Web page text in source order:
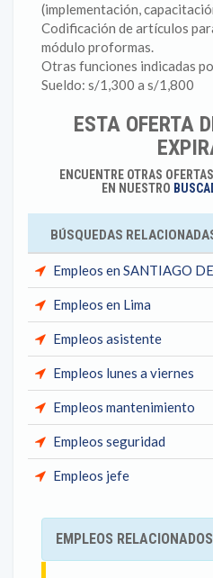
(implementación,
Codificación de artículos
módulo proformas.
Otras funciones indicadas
Sueldo: s/1,300 a s/1,800
ESTA OFERTA
ENCUENTRE OTRAS
EN NUESTRO
BÚSQUEDAS
Empleos en SANTIAGO
Empleos en Lima
Empleos asistente
Empleos lunes a viernes
Empleos mantenimiento
Empleos seguridad
Empleos jefe
EMPLEOS RELACIONADOS